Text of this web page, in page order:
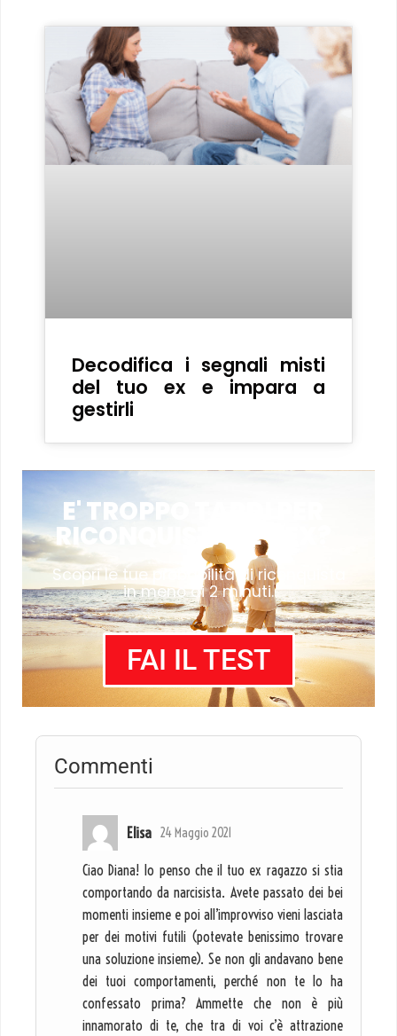
Decodifica i segnali misti
del tuo ex e impara a
gestirli
E' TROPPO TARDI PER
RICONQUISTARE L'EX?
Scopri le tue probabilità di riconquista
in meno di 2 minuti.
FAI IL TEST
Commenti
Elisa 24 Maggio 2021
Ciao Diana! Io penso che il tuo ex ragazzo si stia
comportando da narcisista. Avete passato dei bei
momenti insieme e poi all’improvviso vieni lasciata
per dei motivi futili (potevate benissimo trovare
una soluzione insieme). Se non gli andavano bene
dei tuoi comportamenti, perché non te lo ha
confessato prima? Ammette che non è più
innamorato di te, che tra di voi c’è attrazione